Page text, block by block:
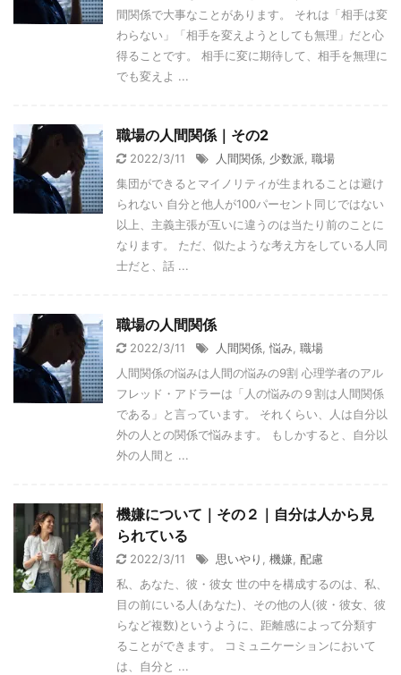
間関係で大事なことがあります。 それは「相手は変
わらない」「相手を変えようとしても無理」だと心
得ることです。 相手に変に期待して、相手を無理に
でも変えよ ...
職場の人間関係｜その2
2022/3/11 人間関係 少数派 職場
集団ができるとマイノリティが生まれることは避け
られない 自分と他人が100パーセント同じではない
以上、主義主張が互いに違うのは当たり前のことに
なります。 ただ、似たような考え方をしている人同
士だと、話 ...
職場の人間関係
2022/3/11 人間関係 悩み 職場
人間関係の悩みは人間の悩みの9割 心理学者のアル
フレッド・アドラーは「人の悩みの９割は人間関係
である」と言っています。 それくらい、人は自分以
外の人との関係で悩みます。 もしかすると、自分以
外の人間と ...
機嫌について｜その２｜自分は人から見
られている
2022/3/11 思いやり 機嫌 配慮
私、あなた、彼・彼女 世の中を構成するのは、私、
目の前にいる人(あなた)、その他の人(彼・彼女、彼
らなど複数)というように、距離感によって分類す
ることができます。 コミュニケーションにおいて
は、自分と ...